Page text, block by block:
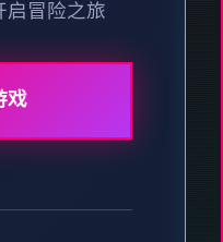
启冒险之旅
戏